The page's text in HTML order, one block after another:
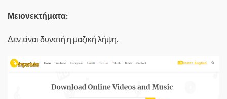
Μειονεκτήματα:
Δεν είναι δυνατή η μαζική λήψη.